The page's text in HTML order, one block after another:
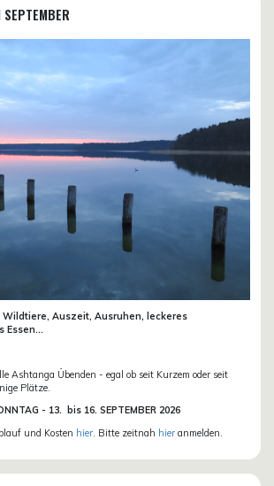
Wildtiere, Auszeit, Ausruhen, leckeres
Essen...
Ashtanga Übenden - egal ob seit Kurzem oder seit
Plätze.
- 13. bis 16. SEPTEMBER 2026
und Kosten hier . Bitte zeitnah hier anmelden.